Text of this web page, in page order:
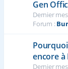
Gen
Dernier
Forum :
encore
Dernier